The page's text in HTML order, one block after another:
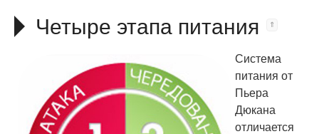
Четыре этапа питания
Система
питания от
Пьера
Дюкана
отличается